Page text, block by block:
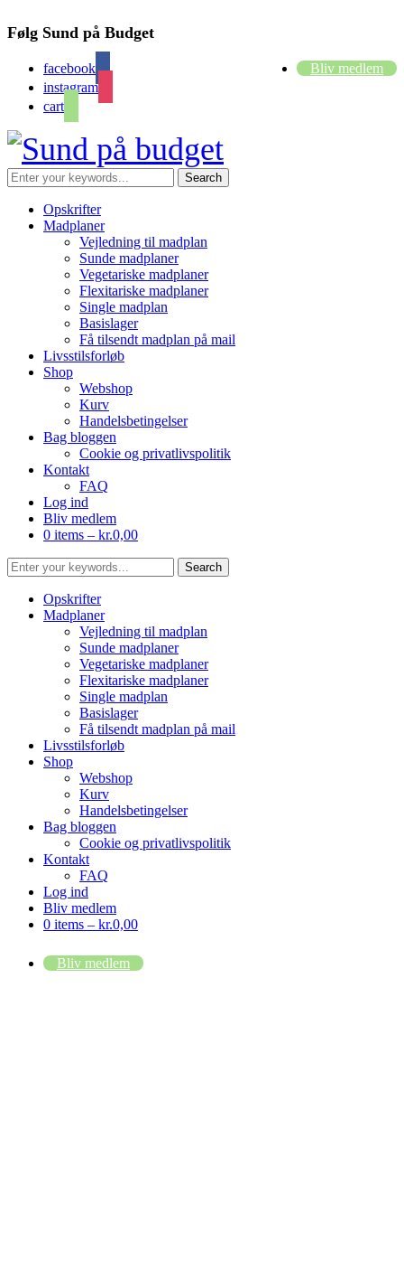
Følg Sund på Budget
facebook
instagram
cart
Bliv medlem
Opskrifter
Madplaner
Vejledning til madplan
Sunde madplaner
Vegetariske madplaner
Flexitariske madplaner
Single madplan
Basislager
Få tilsendt madplan på mail
Livsstilsforløb
Shop
Webshop
Kurv
Handelsbetingelser
Bag bloggen
Cookie og privatlivspolitik
Kontakt
FAQ
Log ind
Bliv medlem
0 items – kr.0,00
Opskrifter
Madplaner
Vejledning til madplan
Sunde madplaner
Vegetariske madplaner
Flexitariske madplaner
Single madplan
Basislager
Få tilsendt madplan på mail
Livsstilsforløb
Shop
Webshop
Kurv
Handelsbetingelser
Bag bloggen
Cookie og privatlivspolitik
Kontakt
FAQ
Log ind
Bliv medlem
0 items – kr.0,00
Bliv medlem